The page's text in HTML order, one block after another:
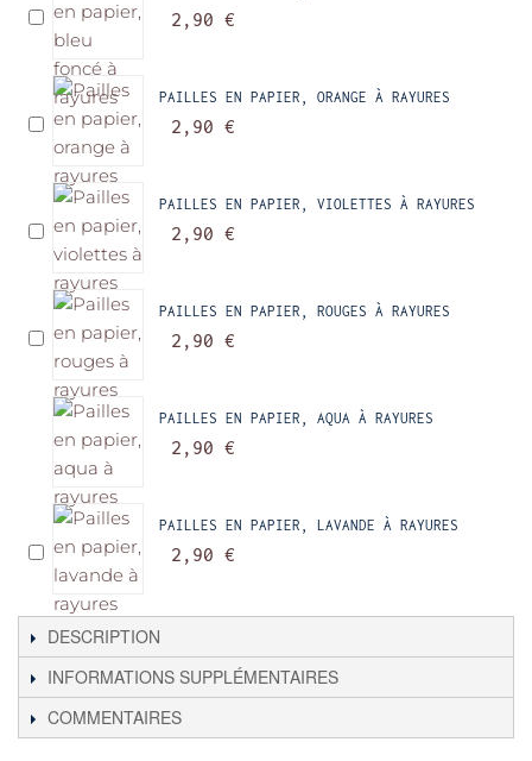
2,90 €
PAILLES EN PAPIER, ORANGE À RAYURES
2,90 €
PAILLES EN PAPIER, VIOLETTES À RAYURES
2,90 €
PAILLES EN PAPIER, ROUGES À RAYURES
2,90 €
PAILLES EN PAPIER, AQUA À RAYURES
2,90 €
PAILLES EN PAPIER, LAVANDE À RAYURES
2,90 €
DESCRIPTION
INFORMATIONS SUPPLÉMENTAIRES
COMMENTAIRES